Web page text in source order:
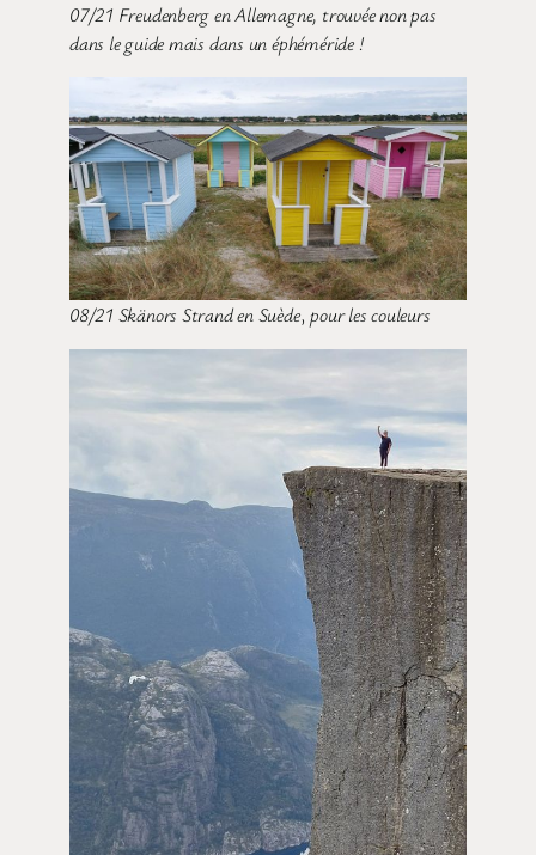
07/21 Freudenberg en Allemagne, trouvée non pas
dans le guide mais dans un éphéméride !
08/21 Skänors Strand en Suède,pour les couleurs